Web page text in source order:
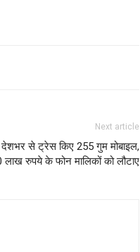
Next article
से ट्रेस किए 255 गुम मोबाइल,
लाख रुपये के फोन मालिकों को लौटाए